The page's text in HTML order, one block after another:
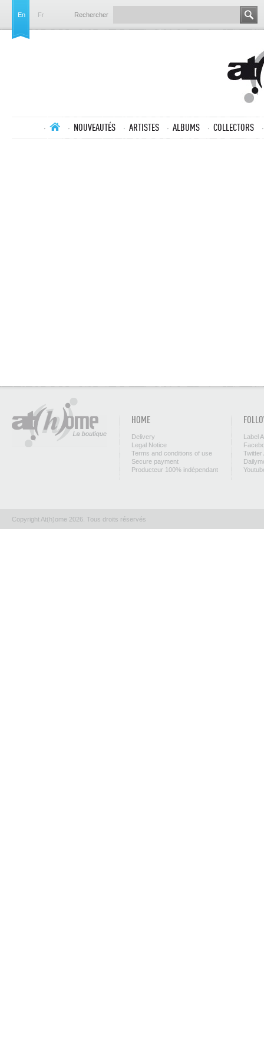
En Fr Rechercher
NOUVEAUTÉS ARTISTES ALBUMS COLLECTORS
HOME
Delivery
Legal Notice
Terms and conditions of use
Secure payment
Producteur 100% indépendant
Label
Twitter
Copyright At(h)ome 2026. Tous droits réservés